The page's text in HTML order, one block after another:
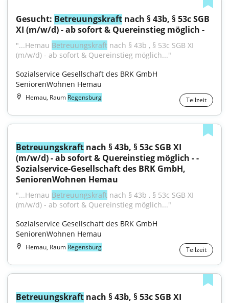
Gesucht: Betreuungskraft nach § 43b, § 53c SGB
XI (m/w/d) - ab sofort & Quereinstieg möglich -
"...Hemau Betreuungskraft nach § 43b , § 53c SGB XI
(m/w/d) - ab sofort & Quereinstieg möglich..."
Sozialservice Gesellschaft des BRK GmbH
SeniorenWohnen Hemau
Hemau, Raum Regensburg Teilzeit
Betreuungskraft nach § 43b, § 53c SGB XI
(m/w/d) - ab sofort & Quereinstieg möglich - -
Sozialservice-Gesellschaft des BRK GmbH,
SeniorenWohnen Hemau
"...Hemau Betreuungskraft nach § 43b , § 53c SGB XI
(m/w/d) - ab sofort & Quereinstieg möglich..."
Sozialservice Gesellschaft des BRK GmbH
SeniorenWohnen Hemau
Hemau, Raum Regensburg Teilzeit
Betreuungskraft nach § 43b, § 53c SGB XI